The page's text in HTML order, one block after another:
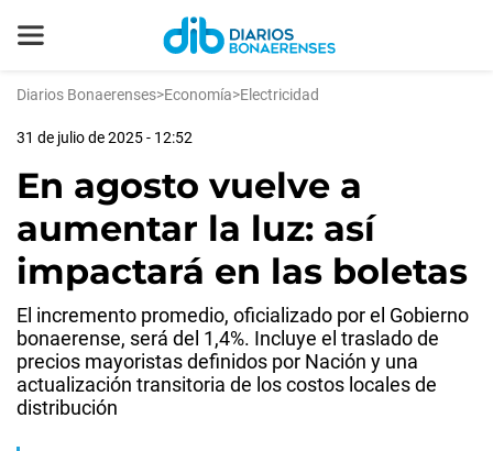
Diarios Bonaerenses>Economía>Electricidad
31 de julio de 2025 - 12:52
En agosto vuelve a
aumentar la luz: así
impactará en las boletas
El incremento promedio, oficializado por el Gobierno
bonaerense, será del 1,4%. Incluye el traslado de
precios mayoristas definidos por Nación y una
actualización transitoria de los costos locales de
distribución